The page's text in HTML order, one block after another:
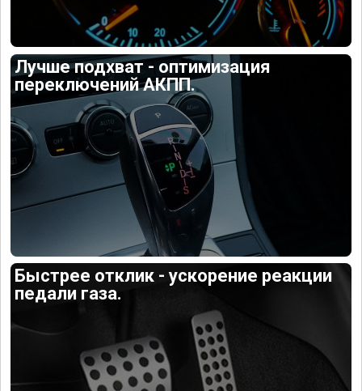
Лучше подхват - оптимизация
переключений АКПП.
Быстрее отклик - ускорение реакции
педали газа.